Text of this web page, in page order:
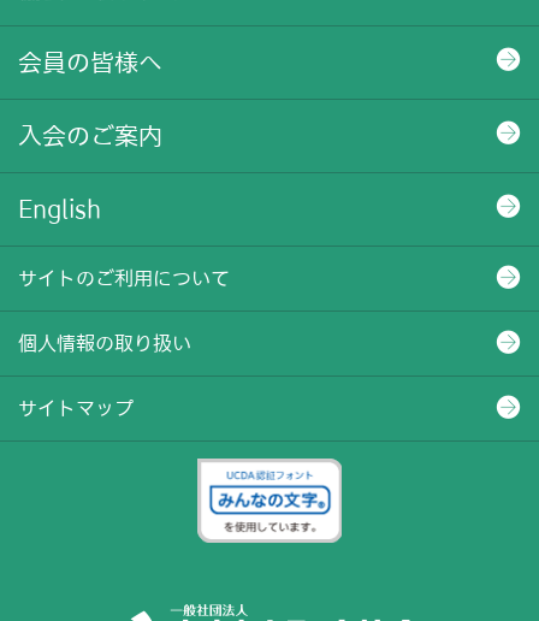
会員の皆様へ
入会のご案内
English
サイトのご利用について
個人情報の取り扱い
サイトマップ